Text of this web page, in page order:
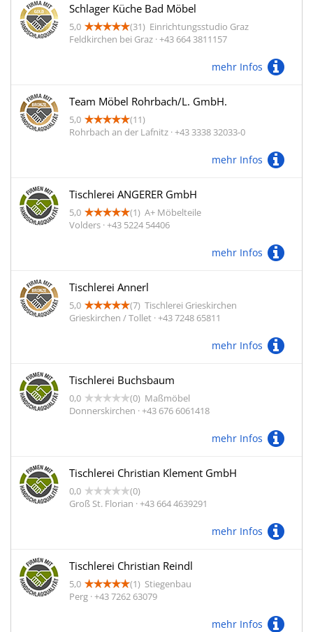
Schlager Küche Bad Möbel
5,0 (31) Einrichtungsstudio Graz
Feldkirchen bei Graz · +43 664 3811157
mehr Infos
Team Möbel Rohrbach/L. GmbH.
5,0
(11)
Rohrbach an der Lafnitz · +43 3338 32033-0
mehr Infos
Tischlerei ANGERER GmbH
5,0 (1) A+ Möbelteile
Volders · +43 5224 54406
mehr Infos
Tischlerei Annerl
5,0 (7) Tischlerei Grieskirchen
Grieskirchen / Tollet · +43 7248 65811
mehr Infos
Tischlerei Buchsbaum
0,0 (0) Maßmöbel
Donnerskirchen · +43 676 6061418
mehr Infos
Tischlerei Christian Klement GmbH
0,0
(0)
Groß St. Florian · +43 664 4639291
mehr Infos
Tischlerei Christian Reindl
5,0 (1) Stiegenbau
Perg · +43 7262 63079
mehr Infos